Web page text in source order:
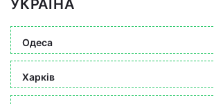
УКРАЇНА
Одеса
Харків